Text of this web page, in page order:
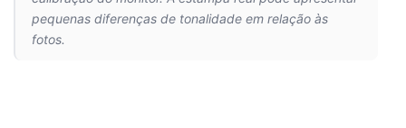
pequenas diferenças de tonalidade em relação às
fotos.